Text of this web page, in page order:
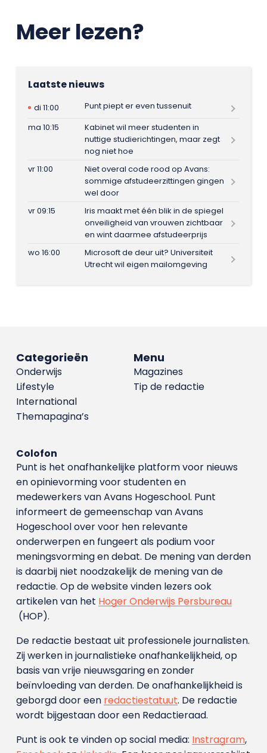
Meer lezen?
Laatste nieuws
di 11:00
Punt piept er even tussenuit
ma 10:15
Kabinet wil meer studenten in
nuttige studierichtingen, maar zegt
nog niet hoe
vr 11:00
Niet overal code rood op Avans:
sommige afstudeerzittingen gingen
wel door
vr 09:15
Iris maakt met één blik in de spiegel
onveiligheid van vrouwen zichtbaar
en wint daarmee afstudeerprijs
wo 16:00
Microsoft de deur uit? Universiteit
Utrecht wil eigen mailomgeving
Menu
Magazines
Tip de redactie
Categorieën
Onderwijs
Lifestyle
International
Themapagina’s
Colofon
Punt is het onafhankelijke platform voor nieuws
en opinievorming voor studenten en
medewerkers van Avans Hoge­school. Punt
informeert de gemeenschap van Avans
Hogeschool over voor hen relevante
onderwerpen en fungeert als podium voor
meningsvorming en debat. De mening van derden
is daarbij niet noodzakelijk de mening van de
redactie. Op de website vinden lezers ook
artikelen van het Hoger Onderwijs Persbureau
(HOP).
De redactie bestaat uit professionele journalisten.
Zij werken in journalistieke onafhankelijkheid, op
basis van vrije nieuwsgaring en zonder
beïnvloeding van derden. De onafhankelijkheid is
geborgd door een redactiestatuut. De redactie
wordt bijgestaan door een Redactieraad.
Punt is ook te vinden op social media: Instragram,